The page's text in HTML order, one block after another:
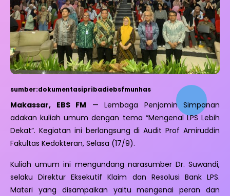
sumber:dokumentasipribadiebsfmunhas
Makassar, EBS FM — Lembaga Penjamin Simpanan
adakan kuliah umum dengan tema “Mengenal LPS Lebih
Dekat”. Kegiatan ini berlangsung di Audit Prof Amiruddin
Fakultas Kedokteran, Selasa (17/9).
Kuliah umum ini mengundang narasumber Dr. Suwandi,
selaku Direktur Eksekutif Klaim dan Resolusi Bank LPS.
Materi yang disampaikan yaitu mengenai peran dan